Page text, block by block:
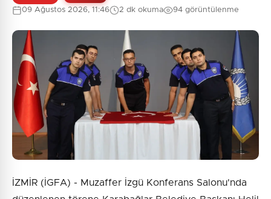
09 Ağustos 2026, 11:46 2 dk okuma 94 görüntülenme
İZMİR (İGFA) - Muzaffer İzgü Konferans Salonu'nda